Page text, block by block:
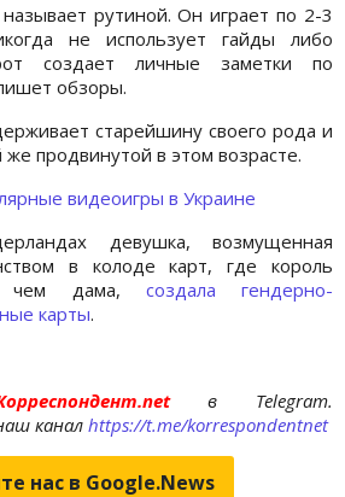
рутиной. Он играет по 2-3
не использует гайды либо
создает личные заметки по
обзоры.
старейшину своего рода и
продвинутой в этом возрасте.
видеоигры в Украине
девушка, возмущенная
в колоде карт, где король
чем дама, создала гендерно-
карты.
в Telegram.
канал https://t.me/korrespondentnet
нас в Google.News